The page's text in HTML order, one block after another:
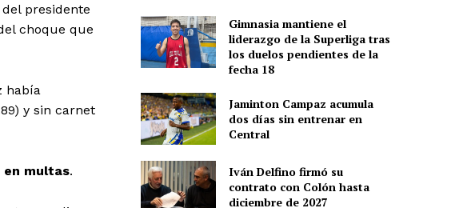
presidente
choque que
había
y sin carnet
en multas.
Gimnasia mantiene el
liderazgo de la Superliga tras
los duelos pendientes de la
fecha 18
Jaminton Campaz acumula
dos días sin entrenar en
Central
Iván Delfino firmó su
contrato con Colón hasta
diciembre de 2027